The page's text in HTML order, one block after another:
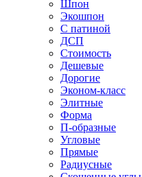
Шпон
Экошпон
С патиной
ДСП
Стоимость
Дешевые
Дорогие
Эконом-класс
Элитные
Форма
П-образные
Угловые
Прямые
Радиусные